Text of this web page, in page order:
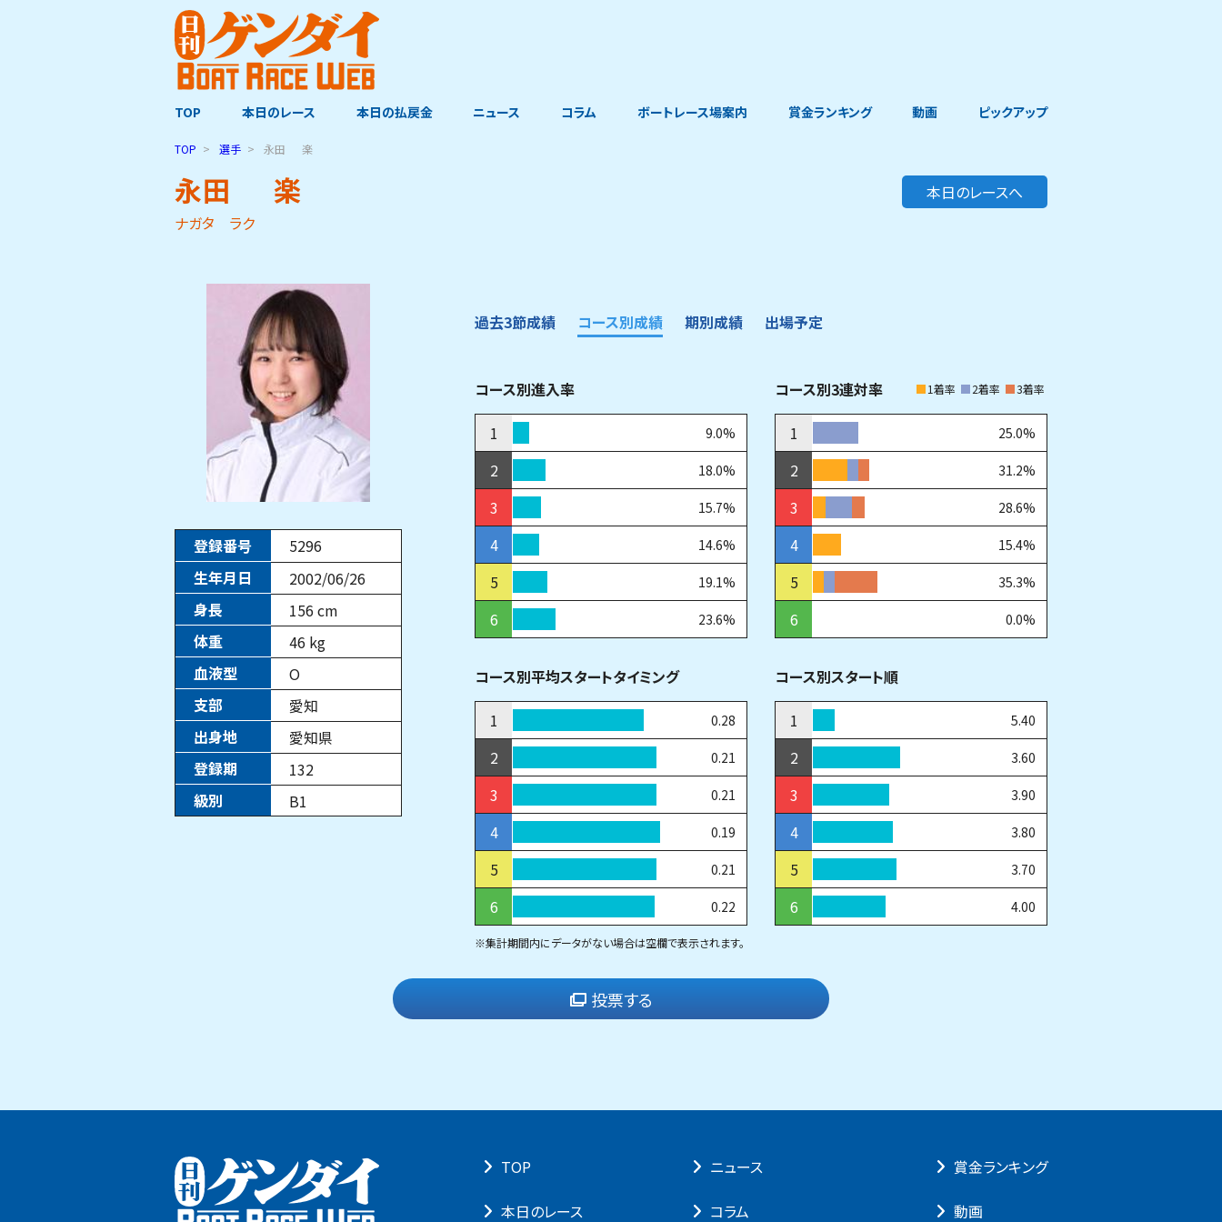
TOP 本日のレース 本日の払戻金 ニュース コラム ボートレース場案内 賞金ランキング 動画 ピックアップ
TOP 選手 永田 楽
永田 楽
ナガタ ラク
本日のレースへ
登録番号
5296
生年月日
2002/06/26
身長
156 cm
体重
46 kg
血液型
O
支部
愛知
出身地
愛知県
登録期
132
級別
B1
過去3節成績 コース別成績 期別成績 出場予定
コース別進入率
1
9.0%
2 18.0%
3 15.7%
4 14.6%
5 19.1%
6 23.6%
コース別3連対率 1着率 2着率 3着率
1 25.0%
2 31.2%
3 28.6%
4 15.4%
5 35.3%
6 0.0%
コース別平均スタートタイミング
1
0.28
2 0.21
3 0.21
4 0.19
5 0.21
6 0.22
コース別スタート順
1
5.40
2 3.60
3 3.90
4 3.80
5 3.70
6 4.00
※集計期間内にデータがない場合は空欄で表示されます。
投票する
TOP
本⽇のレース
ニュース
コラム
賞⾦ランキング
動画